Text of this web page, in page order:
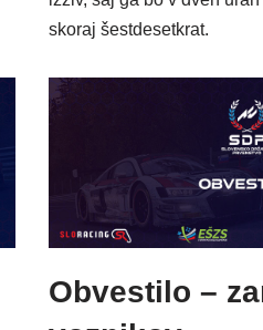
skoraj šestdesetkrat.
Obvestilo –